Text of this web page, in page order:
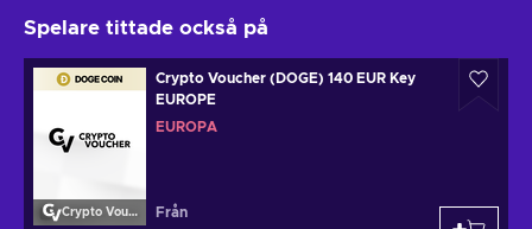
Spelare tittade också på
Crypto Voucher
Crypto Voucher (DOGE) 140 EUR Key
EUROPE
EUROPA
Från